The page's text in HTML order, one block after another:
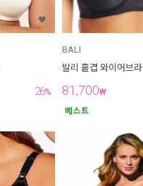
26%
BALI
발리 홑겹 와이어브라
81,700₩